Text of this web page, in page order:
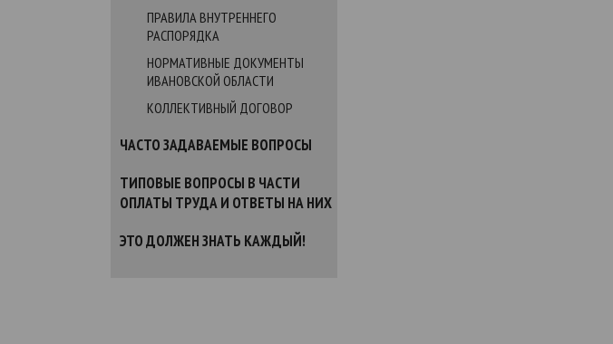
ПРАВИЛА ВНУТРЕННЕГО
РАСПОРЯДКА
НОРМАТИВНЫЕ ДОКУМЕНТЫ
ИВАНОВСКОЙ ОБЛАСТИ
КОЛЛЕКТИВНЫЙ ДОГОВОР
ЧАСТО ЗАДАВАЕМЫЕ ВОПРОСЫ
ТИПОВЫЕ ВОПРОСЫ В ЧАСТИ
ОПЛАТЫ ТРУДА И ОТВЕТЫ НА НИХ
ЭТО ДОЛЖЕН ЗНАТЬ КАЖДЫЙ!